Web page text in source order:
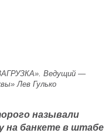
Ведущий —
Лев Гулько
называли
на банкете в штабе